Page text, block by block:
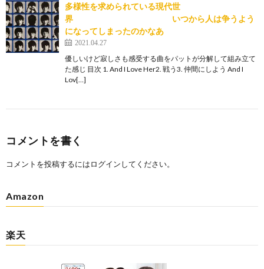
多様性を求められている現代世
界 いつから人は争うよう
になってしまったのかなあ
2021.04.27
優しいけど寂しさも感受する曲をパットが分解して組み立て
た感じ 目次 1. And I Love Her2. 戦う3. 仲間にしよう And I
Lov[…]
コメントを書く
コメントを投稿するにはログインしてください。
Amazon
楽天